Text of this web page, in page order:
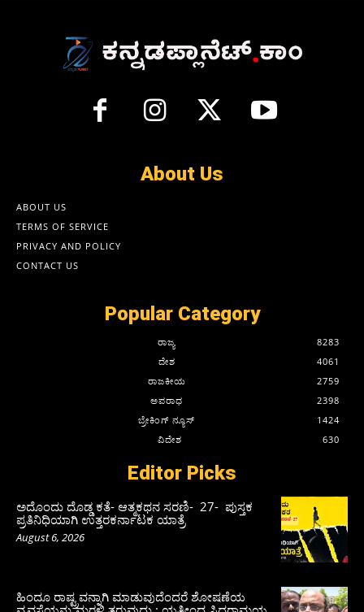
About Us
ABOUT US
TERMS OF SERVICE
PRIVACY AND POLICY
CONTACT US
Popular Category
ರಾಜ್ಯ
8283
ದೇಶ
4061
ರಾಜಕೀಯ
2759
ಅಪರಾಧ
2398
ಬ್ರೇಕಿಂಗ್ ನ್ಯೂಸ್
1424
ವಿದೇಶ
630
Editor Picks
ಅದೊಂದು ದೊಡ್ಡ ಕತೆ- ಆತ್ಮಕಥನ ಸರಣಿ- 27- ಪುಸ್ತಕ
ಪ್ರತಿನಿಧಿಯಾಗಿ ಉತ್ತರಕರ್ನಾಟಕ ಯಾತ್ರೆ
August 6, 2026
ಹಿಂದೂ ರಾಷ್ಟ್ರವನ್ನಾಗಿ ಮಾಡುವುದೆಂದರೆ ಶೋಷಣೆಯ